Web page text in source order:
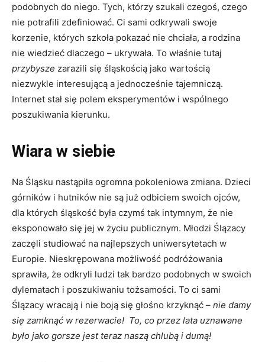
podobnych do niego. Tych, którzy szukali czegoś, czego
nie potrafili zdefiniować. Ci sami odkrywali swoje
korzenie, których szkoła pokazać nie chciała, a rodzina
nie wiedzieć dlaczego – ukrywała. To właśnie tutaj
przybysze zarazili się śląskością jako wartością
niezwykle interesującą a jednocześnie tajemniczą.
Internet stał się polem eksperymentów i wspólnego
poszukiwania kierunku.
Wiara w siebie
Na Śląsku nastąpiła ogromna pokoleniowa zmiana. Dzieci
górników i hutników nie są już odbiciem swoich ojców,
dla których śląskość była czymś tak intymnym, że nie
eksponowało się jej w życiu publicznym. Młodzi Ślązacy
zaczęli studiować na najlepszych uniwersytetach w
Europie. Nieskrępowana możliwość podróżowania
sprawiła, że odkryli ludzi tak bardzo podobnych w swoich
dylematach i poszukiwaniu tożsamości. To ci sami
Ślązacy wracają i nie boją się głośno krzyknąć – nie damy
się zamknąć w rezerwacie! To, co przez lata uznawane
było jako gorsze jest teraz naszą chlubą i dumą!